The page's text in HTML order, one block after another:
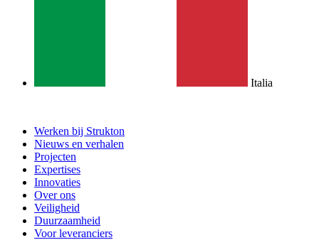
Italia
Werken bij Strukton
Nieuws en verhalen
Projecten
Expertises
Innovaties
Over ons
Veiligheid
Duurzaamheid
Voor leveranciers